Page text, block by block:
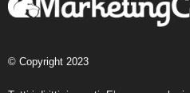
© Copyright 2023